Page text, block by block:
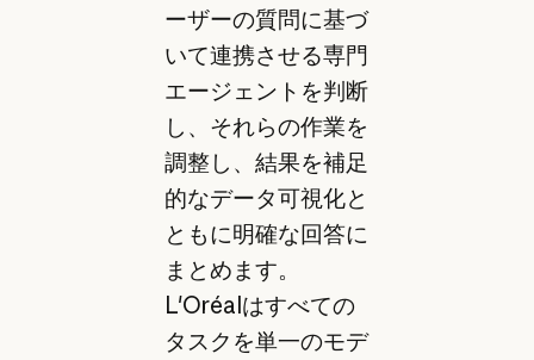
ーザーの質問に基づ
いて連携させる専門
エージェントを判断
し、それらの作業を
調整し、結果を補足
的なデータ可視化と
ともに明確な回答に
まとめます。
L'Oréalはすべての
タスクを単一のモデ